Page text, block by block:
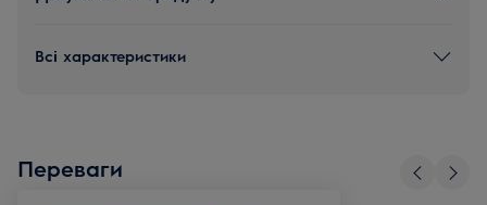
Всі характеристики
Переваги